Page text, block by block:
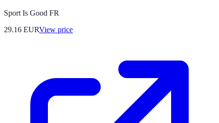
Sport Is Good FR
29.16 EURView price